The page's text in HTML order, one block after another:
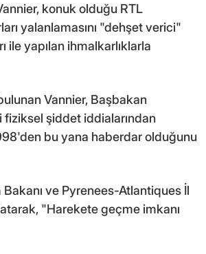
konuk olduğu RTL
yalanlamasını "dehşet verici"
yapılan ihmalkarlıklarla
Vannier, Başbakan
şiddet iddialarından
bu yana haberdar olduğunu
ve Pyrenees-Atlantiques İl
"Harekete geçme imkanı